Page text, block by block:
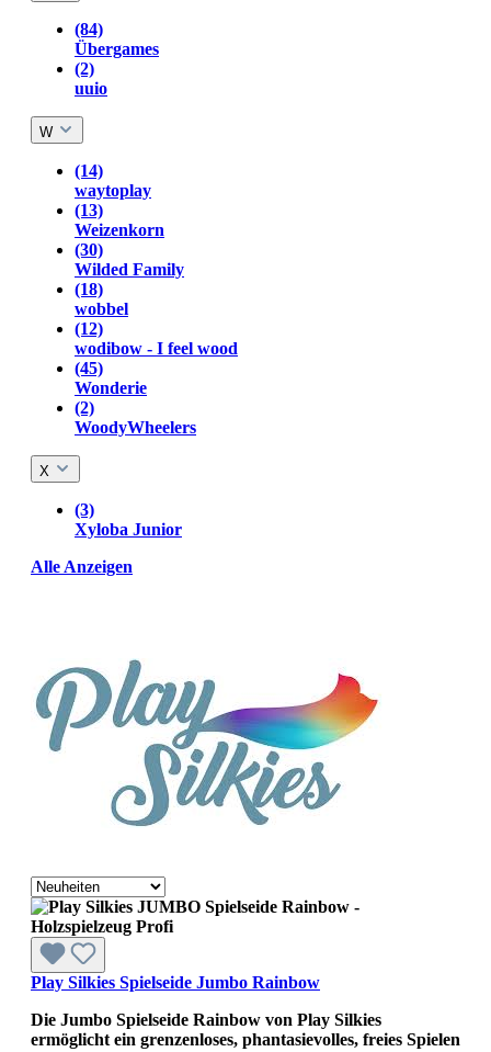
(84)
Übergames
(2)
uuio
W
(14)
waytoplay
(13)
Weizenkorn
(30)
Wilded Family
(18)
wobbel
(12)
wodibow - I feel wood
(45)
Wonderie
(2)
WoodyWheelers
X
(3)
Xyloba Junior
Alle Anzeigen
Play Silkies Spielseide Jumbo Rainbow
Die Jumbo Spielseide Rainbow von Play Silkies
ermöglicht ein grenzenloses, phantasievolles, freies Spielen